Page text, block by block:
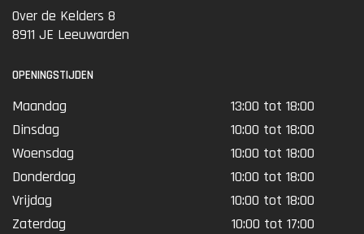
Over de Kelders 8
8911 JE Leeuwarden
OPENINGSTIJDEN
Maandag
13:00 tot 18:00
Dinsdag
10:00 tot 18:00
Woensdag
10:00 tot 18:00
Donderdag
10:00 tot 18:00
Vrijdag
10:00 tot 18:00
Zaterdag
10:00 tot 17:00